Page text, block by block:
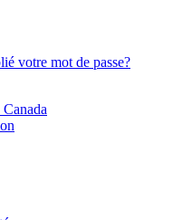
votre mot de passe?